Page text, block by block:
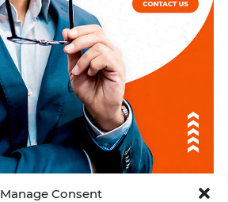
Manage Consent